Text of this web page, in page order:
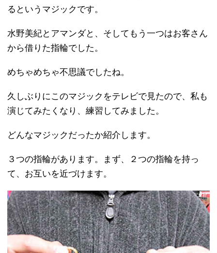
るというマジックです。
水野美紀とアマンダと、そしてもう一つはお客さん
から借りた指輪でした。
めちゃめちゃ不思議でしたね。
久しぶりにこのマジックをテレビで見たので、私も
演じてみたくなり、練習してみました。
どんなマジックだったか紹介します。
３つの指輪があります。まず、２つの指輪を持っ
て、お互いを近づけます。